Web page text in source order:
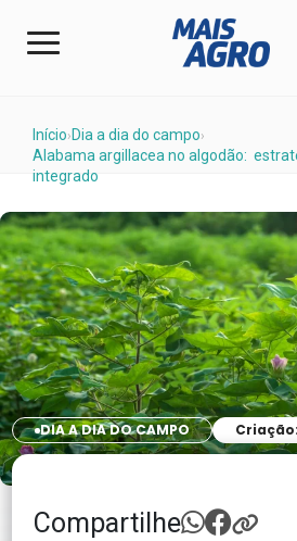
Início› Dia a dia do campo›
Alabama argillacea no algodão:
integrado
DIA A DIA DO CAMPO
Compartilhe